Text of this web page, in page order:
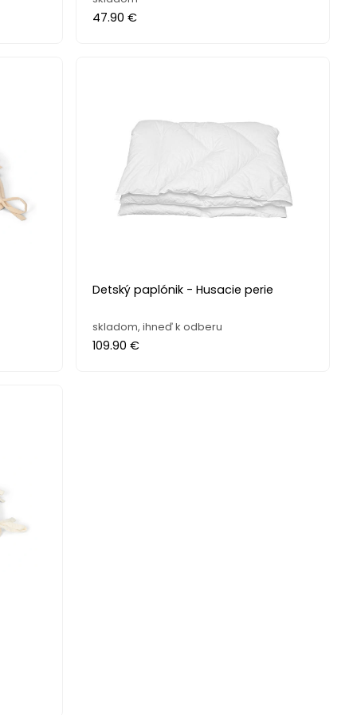
47.90 €
Detský paplónik - Husacie perie
skladom, ihneď k odberu
109.90 €